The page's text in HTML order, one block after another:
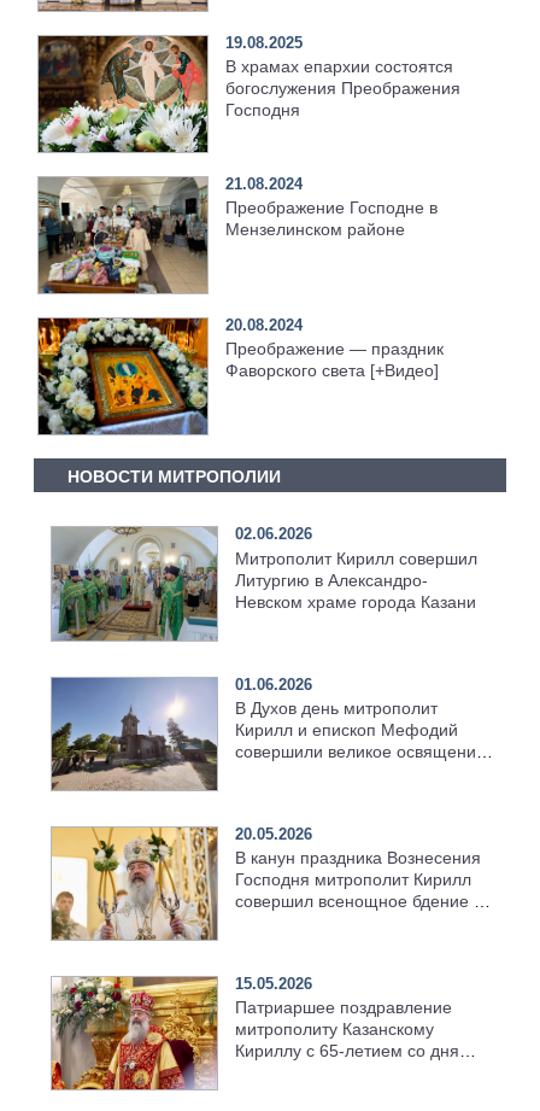
19.08.2025
В храмах епархии состоятся
богослужения Преображения
Господня
21.08.2024
Преображение Господне в
Мензелинском районе
20.08.2024
Преображение — праздник
Фаворского света [+Видео]
НОВОСТИ МИТРОПОЛИИ
02.06.2026
Митрополит Кирилл совершил
Литургию в Александро-
Невском храме города Казани
01.06.2026
В Духов день митрополит
Кирилл и епископ Мефодий
совершили великое освящение
20.05.2026
В канун праздника Вознесения
Господня митрополит Кирилл
совершил всенощное бдение в
15.05.2026
Патриаршее поздравление
митрополиту Казанскому
Кириллу с 65-летием со дня